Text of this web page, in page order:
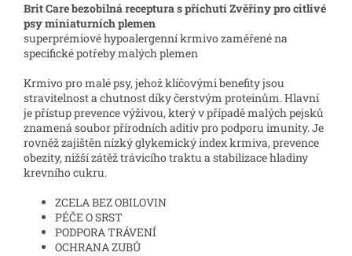
Brit Care bezobilná receptura s příchutí Zvěřiny pro citlivé
psy miniaturních plemen
superprémiové hypoalergenní krmivo zaměřené na
specifické potřeby malých plemen
Krmivo pro malé psy, jehož klíčovými benefity jsou
stravitelnost a chutnost díky čerstvým proteinům. Hlavní
je přístup prevence výživou, který v případě malých pejsků
znamená soubor přírodních aditiv pro podporu imunity. Je
rovněž zajištěn nízký glykemický index krmiva, prevence
obezity, nižší zátěž trávicího traktu a stabilizace hladiny
krevního cukru.
ZCELA BEZ OBILOVIN
PÉČE O SRST
PODPORA TRÁVENÍ
OCHRANA ZUBŮ